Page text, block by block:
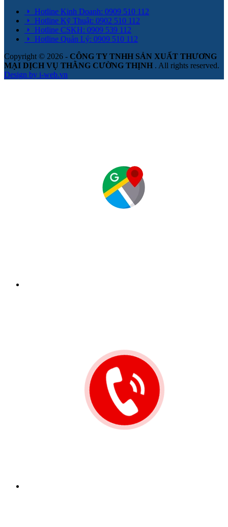
Hotline Kinh Doanh: 0909 510 112
Hotline Kỹ Thuật: 0902 510 112
Hotline CSKH: 0909 539 112
Hotline Quản Lý: 0909 510 112
Copyright © 2026 - CÔNG TY TNHH SẢN XUẤT THƯƠNG
MẠI DỊCH VỤ THẰNG CƯỜNG THỊNH . All rights reserved.
Design by i-web.vn